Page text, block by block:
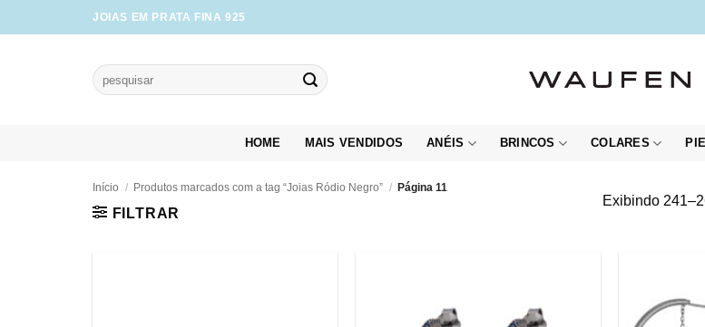
to
JOIAS EM PRATA FINA 925
Pesquisar
por:
HOME MAIS VENDIDOS ANÉIS BRINCOS COLARES
Início / Produtos marcados com a tag “Joias Ródio Negro” / Página 11
FILTRAR
Exibindo